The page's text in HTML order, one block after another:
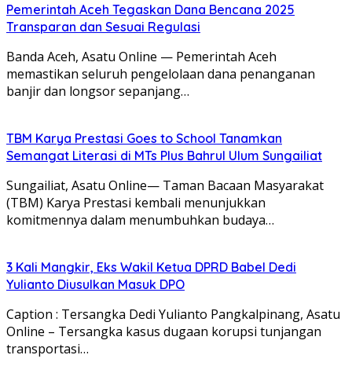
Pemerintah Aceh Tegaskan Dana Bencana 2025
Transparan dan Sesuai Regulasi
Banda Aceh, Asatu Online — Pemerintah Aceh
memastikan seluruh pengelolaan dana penanganan
banjir dan longsor sepanjang…
TBM Karya Prestasi Goes to School Tanamkan
Semangat Literasi di MTs Plus Bahrul Ulum Sungailiat
Sungailiat, Asatu Online— Taman Bacaan Masyarakat
(TBM) Karya Prestasi kembali menunjukkan
komitmennya dalam menumbuhkan budaya…
3 Kali Mangkir, Eks Wakil Ketua DPRD Babel Dedi
Yulianto Diusulkan Masuk DPO
Caption : Tersangka Dedi Yulianto Pangkalpinang, Asatu
Online – Tersangka kasus dugaan korupsi tunjangan
transportasi…